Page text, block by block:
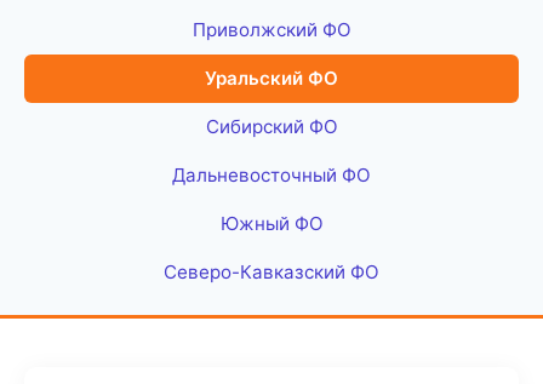
Приволжский ФО
Уральский ФО
Сибирский ФО
Дальневосточный ФО
Южный ФО
Северо-Кавказский ФО